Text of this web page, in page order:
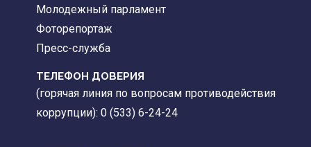
Молодежный парламент
Фоторепортаж
Пресс-служба
ТЕЛЕФОН ДОВЕРИЯ
(горячая линия по вопросам противодействия
коррупции): 0 (533) 6-24-24